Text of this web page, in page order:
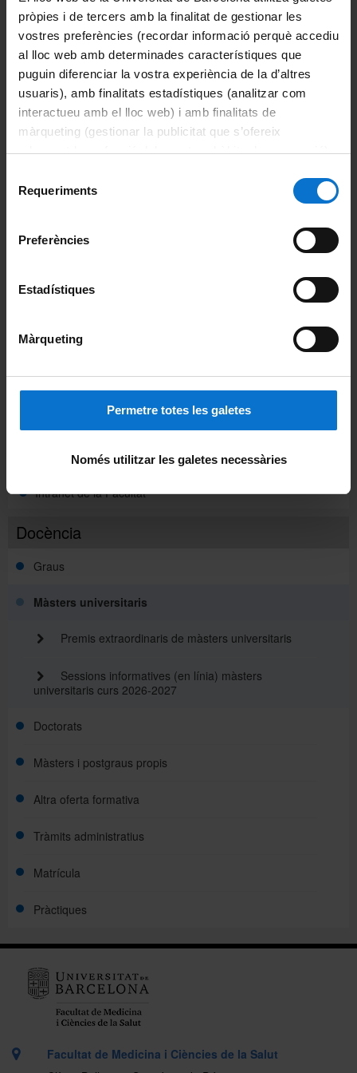
pròpies i de tercers amb la finalitat de gestionar les
vostres preferències (recordar informació perquè accediu
al lloc web amb determinades característiques que
puguin diferenciar la vostra experiència de la d’altres
usuaris), amb finalitats estadístiques (analitzar com
interactueu amb el lloc web) i amb finalitats de
màrqueting (gestionar la publicitat que s’ofereix
adequant-la en funció dels vostres hàbits de navegació).
consultar laPolítica de galetes del lloc web de la
Requeriments
Preferències
Estadístiques
Màrqueting
Permetre totes les galetes
Només utilitzar les galetes necessàries
Docència
Graus
Màsters universitaris
Premis extraordinaris de màsters universitaris
Sessions informatives (en línia) màsters
universitaris curs 2026-2027
Doctorats
Màsters i postgraus propis
Altra oferta formativa
Tràmits administratius
Matrícula
Pràctiques
Recerca Clínica(en procés de substitució)
Estudiants de la UB
Futurs estudiants
Recerca Clínica Aplicada
Estudiants de la UB
Futurs estudiants
Màsters vinculats a la Facultat
Català|Español
Intranet UB (PDI i PTGAS)
Alumni UB
Intranet de la Facultat
Facultat de Medicina i Ciències de la Salut